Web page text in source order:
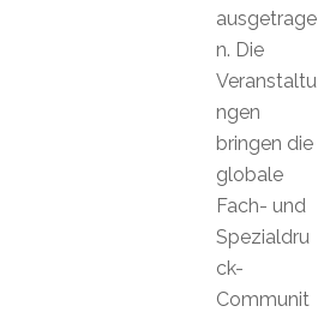
ausgetrage
n. Die
Veranstaltu
ngen
bringen die
globale
Fach- und
Spezialdru
ck-
Communit